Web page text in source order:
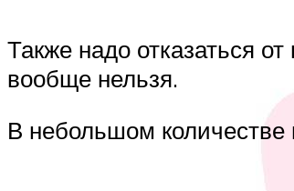
Также надо отказаться
вообще нельзя.
В небольшом количестве